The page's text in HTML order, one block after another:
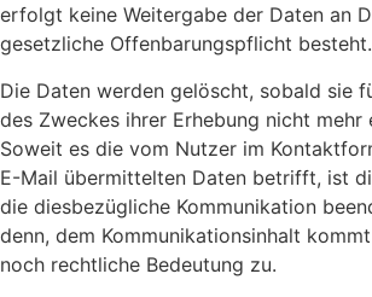
erfolgt keine Weitergabe der Daten an
gesetzliche Offenbarungspflicht besteht.
Die Daten werden gelöscht, sobald sie
des Zweckes ihrer Erhebung nicht
Soweit es die vom Nutzer im
E-Mail übermittelten Daten betrifft, ist
die diesbezügliche Kommunikation
denn, dem Kommunikationsinhalt
noch rechtliche Bedeutung zu.